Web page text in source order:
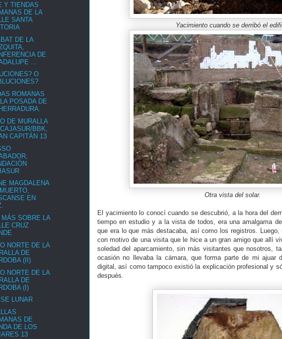
Yacimiento cuando se derribó el
Otra vista del solar.
El yacimiento lo conocí cuando se descubrió, a la hora del
tiempo en estudio y a la vista de todos, era una amalgama
que era lo que más destacaba, así como los registros.
con motivo de una visita que le hice a un gran amigo que allí
soledad del aparcamiento, sin más visitantes que nosotros,
ocasión no llevaba la cámara, que forma parte de mi ajuar
digital, así como tampoco existió la explicación profesional y
después.
Y TIENDAS
DE LA
SANTA
DE LA
DE
...
O
ROMANAS
POSADA DE
DE MURALLA
BBK,
CAPITÁN 13
MAGDALENA
EN
MÁS SOBRE LA
CRUZ
NORTE DE LA
DE
(II)
NORTE DE LA
DE
(I)
LUNAR
DE
DE LOS
13